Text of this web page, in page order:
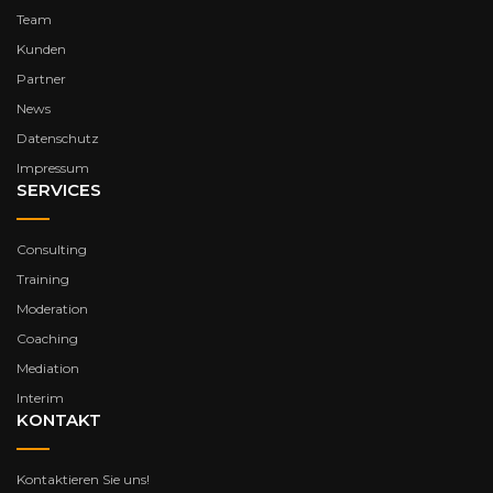
Team
Kunden
Partner
News
Datenschutz
Impressum
SERVICES
Consulting
Training
Moderation
Coaching
Mediation
Interim
KONTAKT
Kontaktieren Sie uns!